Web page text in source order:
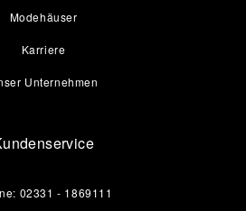
Modehäuser
Karriere
Unternehmen
02331 - 1869111